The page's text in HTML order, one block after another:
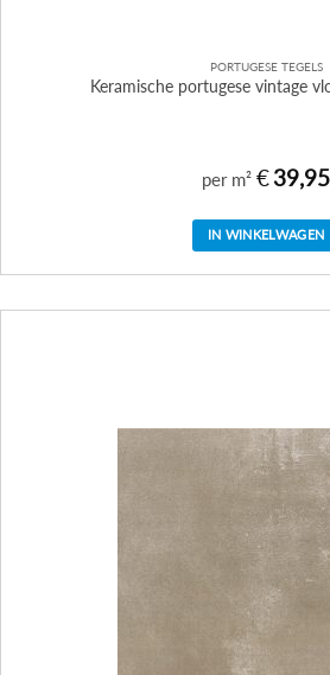
PORTUGESE TEGELS
Keramische portugese vintage
per m² €39,95
IN WINKELWAGEN